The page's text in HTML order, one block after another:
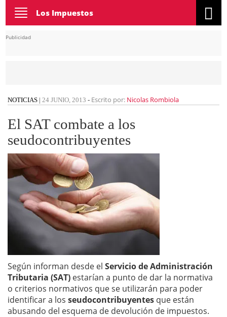
Toggle
navigation
Los Impuestos
Publicidad
NOTICIAS | 24 JUNIO, 2013 - Escrito por: Nicolas Rombiola
El SAT combate a los
seudocontribuyentes
Según informan desde el Servicio de Administración
Tributaria (SAT) estarían a punto de dar la normativa
o criterios normativos que se utilizarán para poder
identificar a los seudocontribuyentes que están
abusando del esquema de devolución de impuestos.